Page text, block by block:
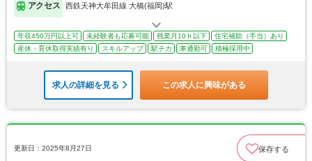
アクセス 西鉄天神大牟田線 大橋(福岡)駅
年収450万円以上可 未経験者も応募可能 残業月10ｈ以下
住宅補助（手当）あり
産休・育休取得実績有り
スキルアップ 駅チカ 車通勤可 積極採用中
求人の詳細を見る この求人に興味がある
更新日：2025年8月27日 保存する